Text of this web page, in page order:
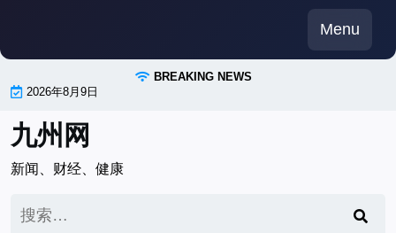
content
Menu
BREAKING NEWS
2026年8月9日
九州网
新闻、财经、健康
索：